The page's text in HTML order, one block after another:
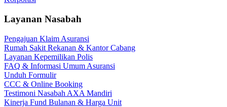
Layanan Nasabah
Pengajuan Klaim Asuransi
Rumah Sakit Rekanan & Kantor Cabang
Layanan Kepemilikan Polis
FAQ & Informasi Umum Asuransi
Unduh Formulir
CCC & Online Booking
Testimoni Nasabah AXA Mandiri
Kinerja Fund Bulanan & Harga Unit